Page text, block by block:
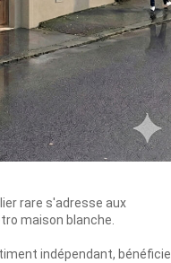
rare s'adresse aux
maison blanche.
indépendant, bénéficie